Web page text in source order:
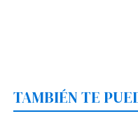
TAMBIÉN TE